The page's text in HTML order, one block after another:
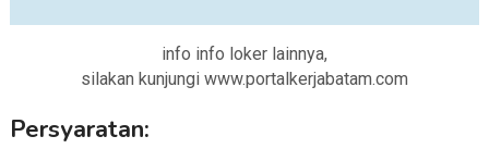
info info loker lainnya,
silakan kunjungi www.portalkerjabatam.com
Persyaratan: